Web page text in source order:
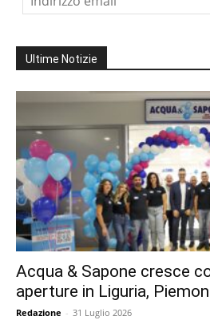
Ultime Notizie
Acqua & Sapone cresce
aperture in Liguria,
Redazione - 31 Luglio 2026